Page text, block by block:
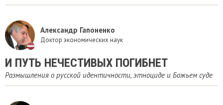
Александр Гапоненко
Доктор экономических наук
И ПУТЬ НЕЧЕСТИВЫХ ПОГИБНЕТ
Размышления о русской идентичности, этноциде и Божьем суде